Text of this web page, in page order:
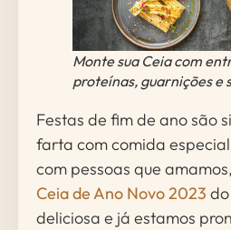
Monte sua Ceia com
proteínas, guarnições e
Festas de fim de ano são
farta com comida
com pessoas que
Ceia de Ano Novo 2023 do
deliciosa e já estamos